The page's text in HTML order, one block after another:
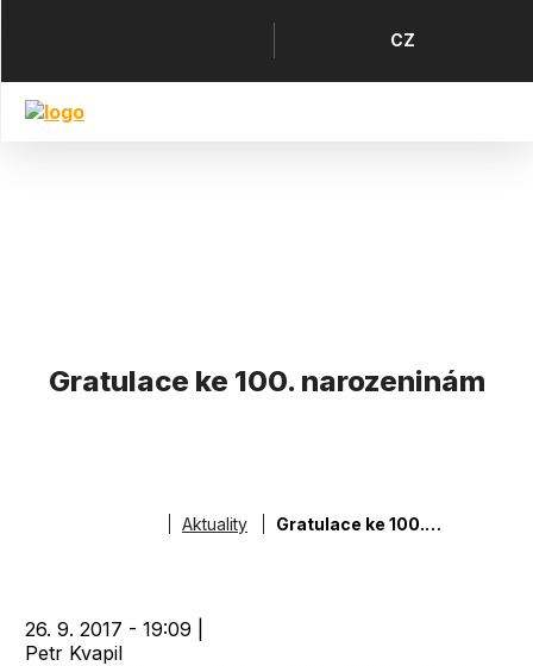
obsahu
menu
Jazyk
CZ
Gratulace ke 100. narozeninám
DrobečkováAktuality Gratulace ke 100. narozeninám
26. 9. 2017 - 19:09
Petr Kvapil